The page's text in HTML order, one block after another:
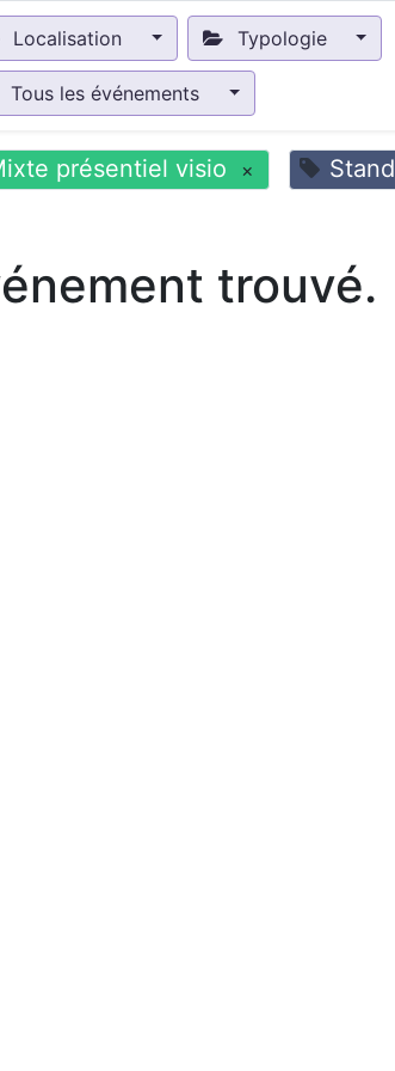
Localisation Typologie
Tous les événements
présentiel visio × Stand
trouvé.